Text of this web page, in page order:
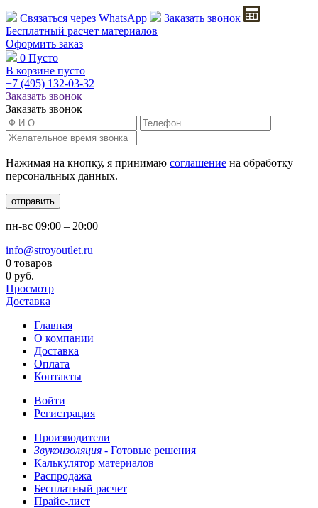
Связаться через WhatsApp
Заказать звонок
Бесплатный расчет материалов
Оформить заказ
0 Пусто
В корзине пусто
+7 (495) 132-03-32
Заказать звонок
Заказать звонок
Нажимая на кнопку, я принимаю соглашение на обработку
персональных данных.
отправить
пн-вс 09:00 – 20:00
info@stroyoutlet.ru
0 товаров
0 руб.
Просмотр
Доставка
Главная
О компании
Доставка
Оплата
Контакты
Войти
Регистрация
Производители
Звукоизоляция - Готовые решения
Калькулятор материалов
Распродажа
Бесплатный расчет
Прайс-лист